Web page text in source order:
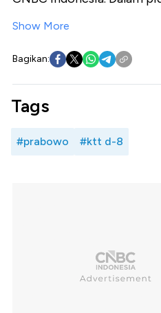
Show More
Bagikan:
Tags
#prabowo #ktt d-8